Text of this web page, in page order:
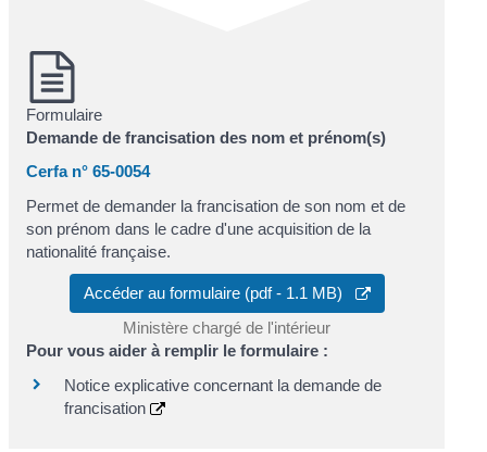
Formulaire
Demande de francisation des nom et prénom(s)
Cerfa n° 65-0054
Permet de demander la francisation de son nom et de
son prénom dans le cadre d'une acquisition de la
nationalité française.
Accéder au formulaire (pdf - 1.1 MB)
Ministère chargé de l'intérieur
Pour vous aider à remplir le formulaire :
Notice explicative concernant la demande de
francisation